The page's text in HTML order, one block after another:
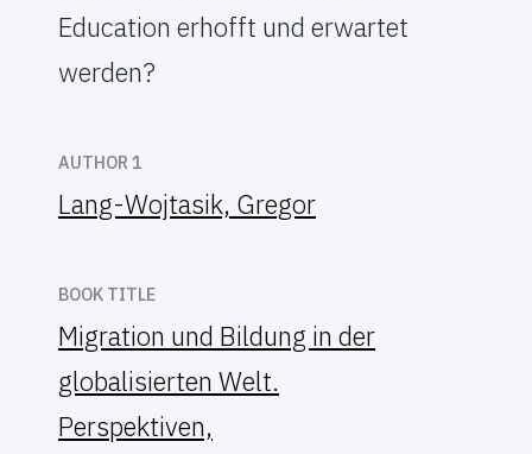
Education erhofft und erwartet
werden?
AUTHOR 1
Lang-Wojtasik, Gregor
BOOK TITLE
Migration und Bildung in der
globalisierten Welt.
Perspektiven,